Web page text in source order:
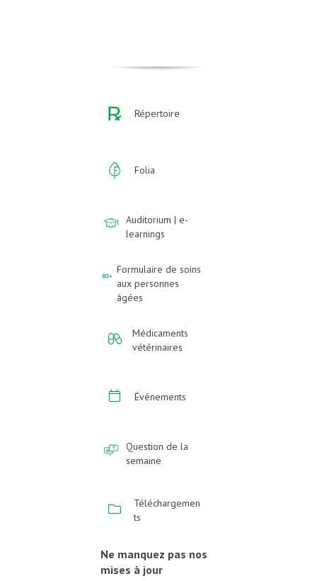
Répertoire
Folia
Auditorium | e-
learnings
Formulaire de soins
aux personnes
âgées
Médicaments
vétérinaires
Événements
Question de la
semaine
Téléchargemen
ts
Ne manquez pas nos
mises à jour